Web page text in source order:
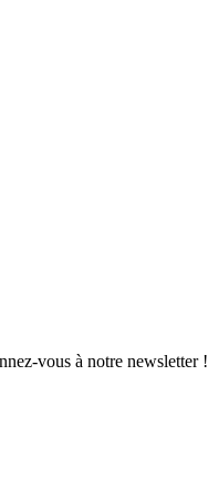
vous à notre newsletter !